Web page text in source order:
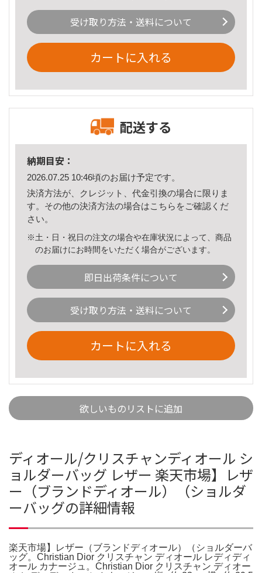
受け取り方法・送料について
カートに入れる
配送する
納期目安：
2026.07.25 10:46頃のお届け予定です。
決済方法が、クレジット、代金引換の場合に限りま
す。その他の決済方法の場合はこちら をご確認くだ
さい。
※土・日・祝日の注文の場合や在庫状況によって、商品
のお届けにお時間をいただく場合がございます。
即日出荷条件について
受け取り方法・送料について
カートに入れる
欲しいものリストに追加
ディオール/クリスチャンディオール シ
ョルダーバッグ レザー 楽天市場】レザ
ー（ブランドディオール）（ショルダ
ーバッグの詳細情報
楽天市場】レザー（ブランドディオール）（ショルダーバ
ッグ。Christian Dior クリスチャン ディオール レディディ
オール カナージュ。Christian Dior クリスチャン ディオー